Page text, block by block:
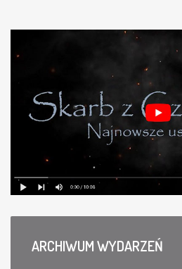
ARCHIWUMWYDARZEŃ